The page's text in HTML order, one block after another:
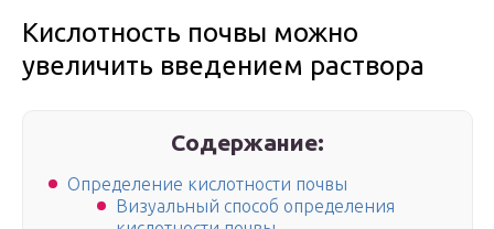
Кислотность почвы можно
увеличить введением раствора
Содержание:
Определение кислотности почвы
Визуальный способ определения